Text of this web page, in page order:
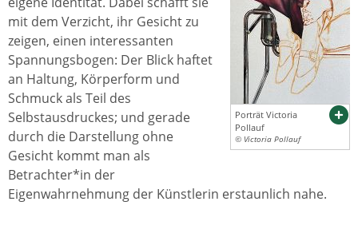
Porträt Victoria
Pollauf
© Victoria Pollauf
mit dem Verzicht, ihr Gesicht zu
zeigen, einen interessanten
Spannungsbogen: Der Blick haftet
an Haltung, Körperform und
Schmuck als Teil des
Selbstausdruckes; und gerade
durch die Darstellung ohne
Gesicht kommt man als
Betrachter*in der
Eigenwahrnehmung der Künstlerin erstaunlich nahe.